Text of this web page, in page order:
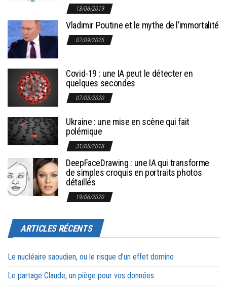
13/06/2019
Vladimir Poutine et le mythe de l’immortalité
07/09/2025
Covid-19 : une IA peut le détecter en
quelques secondes
07/03/2020
Ukraine : une mise en scène qui fait
polémique
31/05/2018
DeepFaceDrawing : une IA qui transforme
de simples croquis en portraits photos
détaillés
19/06/2020
ARTICLES RÉCENTS
Le nucléaire saoudien, ou le risque d’un effet domino
Le partage Claude, un piège pour vos données